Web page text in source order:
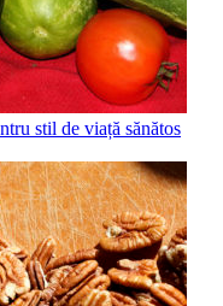
stil de viață sănătos